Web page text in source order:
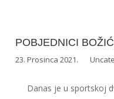
POBJEDNICI
23. Prosinca 2021.
Danas je u sportskoj